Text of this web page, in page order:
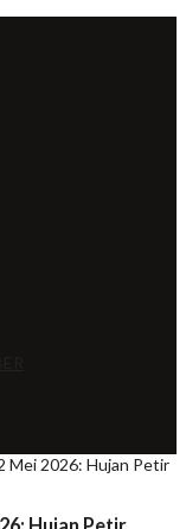
Mei 2026: Hujan Petir